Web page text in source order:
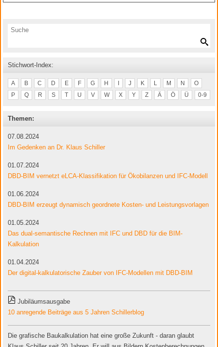
Stichwort-Index:
A B C D E F G H J K L M N
O
P
Q R S T U V W X Y Z Ä Ö Ü 0-9
Themen:
07.08.2024
Im Gedenken an Dr. Klaus Schiller
01.07.2024
DBD-BIM vernetzt eLCA-Klassifikation für Ökobilanzen und IFC-Modell
01.06.2024
DBD-BIM erzeugt dynamisch geordnete Kosten- und Leistungsvorlagen
01.05.2024
Das dual-semantische Rechnen mit IFC und DBD für die BIM-
Kalkulation
01.04.2024
Der digital-kalkulatorische Zauber von IFC-Modellen mit DBD-BIM
Jubiläumsausgabe
10 anregende Beiträge aus 5 Jahren Schillerblog
Die grafische Baukalkulation hat eine große Zukunft - daran glaubt